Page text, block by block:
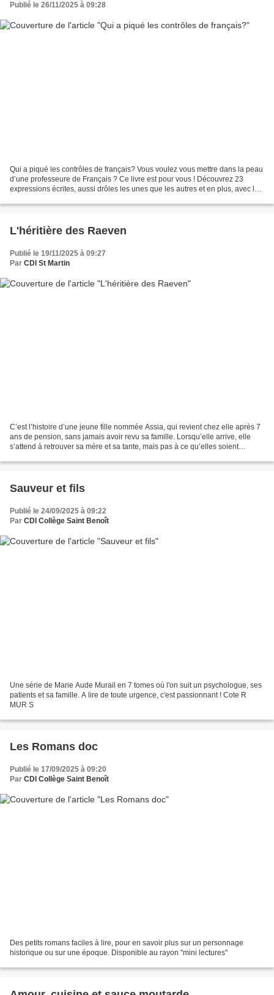
Publié le 26/11/2025 à 09:28
Qui a piqué les contrôles de français? Vous voulez vous mettre dans la peau
d’une professeure de Français ? Ce livre est pour vous ! Découvrez 23
expressions écrites, aussi drôles les unes que les autres et en plus, avec les
L'héritière des Raeven
Publié le 19/11/2025 à 09:27
Par CDI St Martin
C’est l’histoire d’une jeune fille nommée Assia, qui revient chez elle après 7
ans de pension, sans jamais avoir revu sa famille. Lorsqu’elle arrive, elle
s’attend à retrouver sa mère et sa tante, mais pas à ce qu’elles soient
Sauveur et fils
Publié le 24/09/2025 à 09:22
Par CDI Collège Saint Benoît
Une série de Marie Aude Murail en 7 tomes où l'on suit un psychologue, ses
patients et sa famille. A lire de toute urgence, c'est passionnant ! Cote R
MUR S
Les Romans doc
Publié le 17/09/2025 à 09:20
Par CDI Collège Saint Benoît
Des petits romans faciles à lire, pour en savoir plus sur un personnage
historique ou sur une époque. Disponible au rayon ''mini lectures''